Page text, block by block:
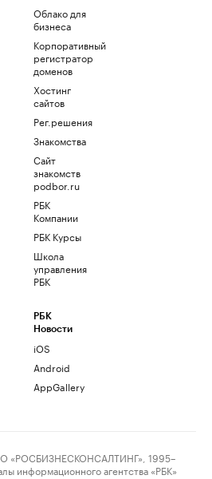
Облако для
бизнеса
Корпоративный
регистратор
доменов
Хостинг
сайтов
Рег.решения
Знакомства
Сайт
знакомств
podbor.ru
РБК
Компании
РБК Курсы
Школа
управления
РБК
РБК
Новости
iOS
Android
AppGallery
«РОСБИЗНЕСКОНСАЛТИНГ», 1995–
информационного агентства «РБК»